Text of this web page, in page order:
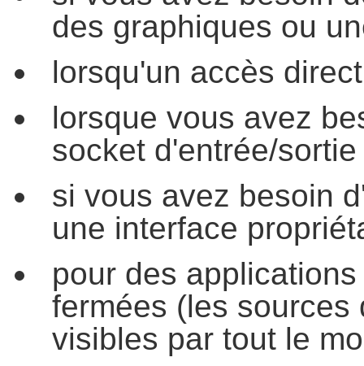
des graphiques ou
lorsqu'un accès
lorsque vous avez
socket d'entrée/sortie
si vous avez besoin
une interface
pour des
fermées (les
visibles par tout le